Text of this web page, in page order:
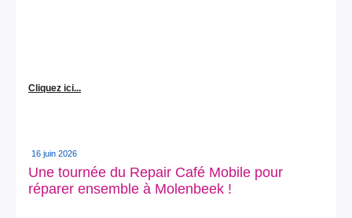
Cliquez ici...
16 juin 2026
Une tournée du Repair Café Mobile pour
réparer ensemble à Molenbeek !